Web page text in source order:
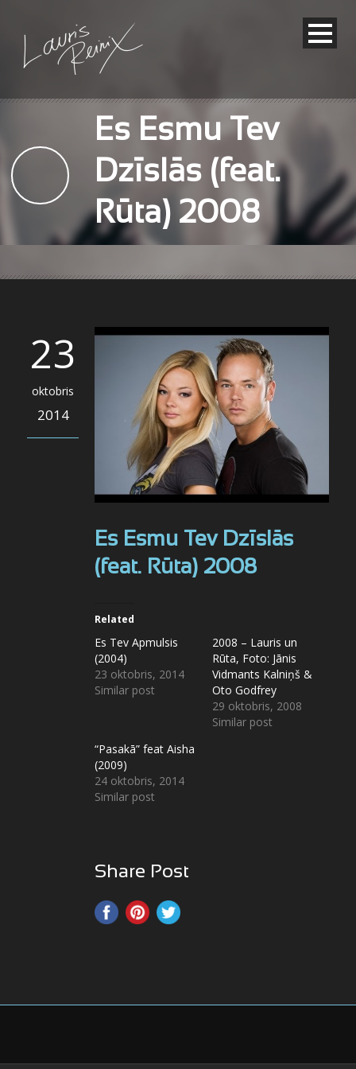
Es Esmu Tev
Dzīslās (feat.
Rūta) 2008
23
oktobris
2014
Es Esmu Tev Dzīslās
(feat. Rūta) 2008
Related
Es Tev Apmulsis
(2004)
23 oktobris, 2014
Similar post
2008 – Lauris un
Rūta, Foto: Jānis
Vidmants Kalniņš &
Oto Godfrey
29 oktobris, 2008
Similar post
“Pasakā” feat Aisha
(2009)
24 oktobris, 2014
Similar post
Share Post